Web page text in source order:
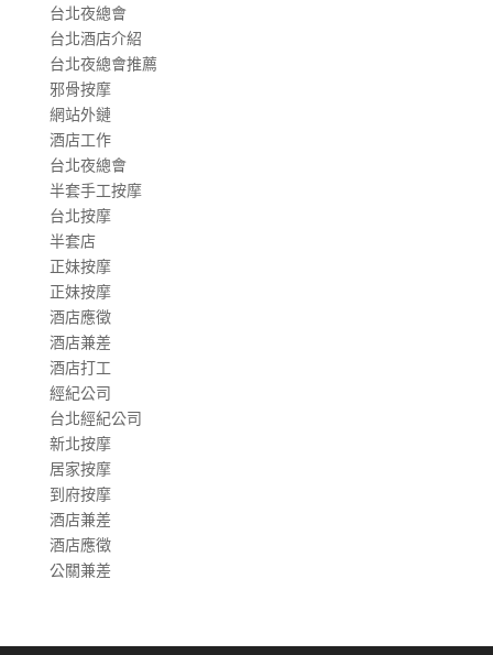
台北夜總會
台北酒店介紹
台北夜總會推薦
邪骨按摩
網站外鏈
酒店工作
台北夜總會
半套手工按摩
台北按摩
半套店
正妹按摩
正妹按摩
酒店應徵
酒店兼差
酒店打工
經紀公司
台北經紀公司
新北按摩
居家按摩
到府按摩
酒店兼差
酒店應徵
公關兼差